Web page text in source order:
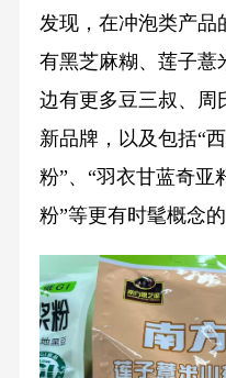
发现，在冲泡类产品
有黑芝麻糊、莲子薏
边有更多豆三叔、周
新品牌，以及包括“
粉”、“羽衣甘蓝奇亚
粉”等更有时髦概念的